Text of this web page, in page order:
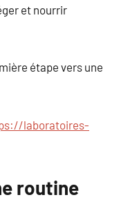
et nourrir
étape vers une
laboratoires-
routine